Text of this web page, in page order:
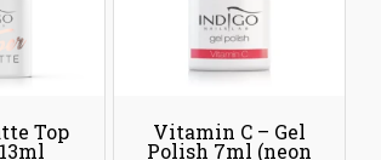
Top Vitamin C – Gel
Polish 7ml (neon